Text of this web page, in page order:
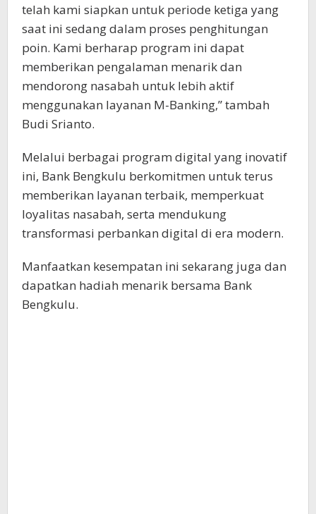
telah kami siapkan untuk periode ketiga yang
saat ini sedang dalam proses penghitungan
poin. Kami berharap program ini dapat
memberikan pengalaman menarik dan
mendorong nasabah untuk lebih aktif
menggunakan layanan M-Banking,” tambah
Budi Srianto.
Melalui berbagai program digital yang inovatif
ini, Bank Bengkulu berkomitmen untuk terus
memberikan layanan terbaik, memperkuat
loyalitas nasabah, serta mendukung
transformasi perbankan digital di era modern.
Manfaatkan kesempatan ini sekarang juga dan
dapatkan hadiah menarik bersama Bank
Bengkulu.